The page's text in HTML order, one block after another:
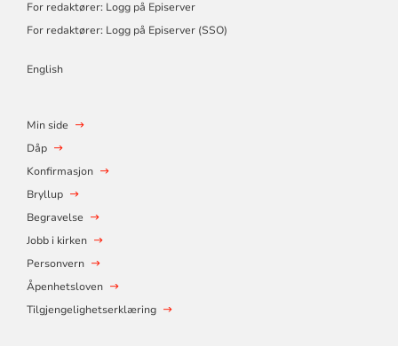
For redaktører: Logg på Episerver
For redaktører: Logg på Episerver (SSO)
English
Min side
Dåp
Konfirmasjon
Bryllup
Begravelse
Jobb i kirken
Personvern
Åpenhetsloven
Tilgjengelighetserklæring